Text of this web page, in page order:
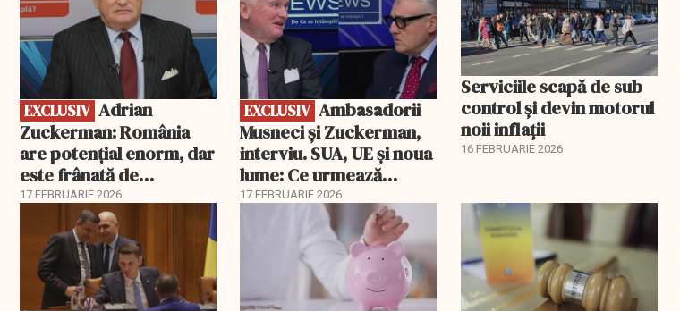
EXCLUSIV
Zuckerman: România
are potențial enorm, dar
este frânată de
corupție, companii de
stat și influența
propagandei ruse
17 FEBRUARIE 2026
EXCLUSIV Ambasadorii
Musneci și Zuckerman,
interviu. SUA, UE și noua
lume: Ce urmează
pentru România
17 FEBRUARIE 2026
Serviciile scapă de sub
control și devin motorul
noii inflații
16 FEBRUARIE 2026